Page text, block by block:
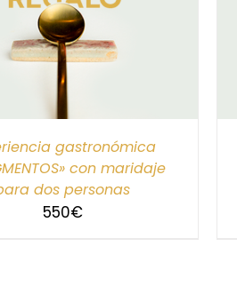
gastronómica
con maridaje
dos personas
550€
IMPORTE